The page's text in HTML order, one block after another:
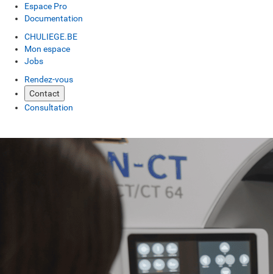
Espace Pro
Documentation
CHULIEGE.BE
Mon espace
Jobs
Rendez-vous
Contact
Consultation